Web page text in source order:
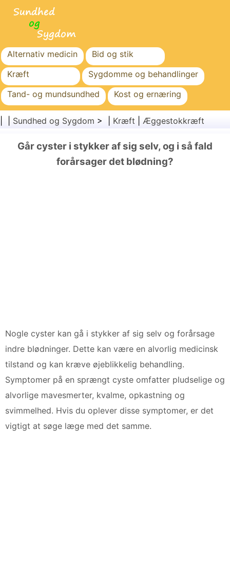
Alternativ medicin
Bid og stik
Kræft
Sygdomme og behandlinger
Tand- og mundsundhed
Kost og ernæring
Familiesundhed
Sundhedssektoren
Kirurgi og procedurer
Sundhed
Sundhed og Sygdom > | Kræft Æggestokkræft
Går cyster i stykker af sig selv, og i så fald
forårsager det blødning?
Nogle cyster kan gå i stykker af sig selv og forårsage
indre blødninger. Dette kan være en alvorlig medicinsk
tilstand og kan kræve øjeblikkelig behandling.
Symptomer på en sprængt cyste omfatter pludselige og
alvorlige mavesmerter, kvalme, opkastning og
svimmelhed. Hvis du oplever disse symptomer, er det
vigtigt at søge læge med det samme.